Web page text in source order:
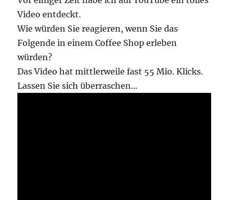
Video entdeckt.
Wie würden Sie reagieren, wenn Sie das
Folgende in einem Coffee Shop erleben
würden?
Das Video hat mittlerweile fast 55 Mio. Klicks.
Lassen Sie sich überraschen…